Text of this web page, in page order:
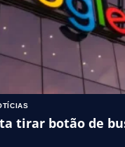
tirar botão de